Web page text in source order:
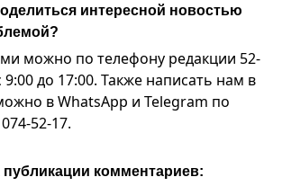
интересной новостью
можно по телефону редакции 52-
9:00 до 17:00. Также написать нам в
в WhatsApp и Telegram по
52-17.
публикации комментариев: